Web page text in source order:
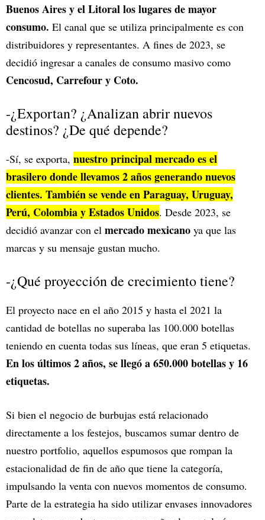
Buenos Aires y el Litoral los lugares de mayor
consumo. El canal que se utiliza principalmente es con
distribuidores y representantes. A fines de 2023, se
decidió ingresar a canales de consumo masivo como
Cencosud, Carrefour y Coto.
-¿Exportan? ¿Analizan abrir nuevos
destinos? ¿De qué depende?
-Sí, se exporta, nuestro principal mercado es el
brasilero donde llevamos 2 años generando nuevos
clientes. También se vende en Paraguay, Uruguay,
Perú, Colombia y Estados Unidos. Desde 2023, se
decidió avanzar con el mercado mexicano ya que las
marcas y su mensaje gustan mucho.
-¿Qué proyección de crecimiento tiene?
El proyecto nace en el año 2015 y hasta el 2021 la
cantidad de botellas no superaba las 100.000 botellas
teniendo en cuenta todas sus líneas, que eran 5 etiquetas.
En los últimos 2 años, se llegó a 650.000 botellas y 16
etiquetas.
Si bien el negocio de burbujas está relacionado
directamente a los festejos, buscamos sumar dentro de
nuestro portfolio, aquellos espumosos que rompan la
estacionalidad de fin de año que tiene la categoría,
impulsando la venta con nuevos momentos de consumo.
Parte de la estrategia ha sido utilizar envases innovadores